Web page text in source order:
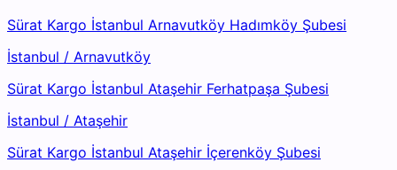
Sürat Kargo İstanbul Arnavutköy Hadımköy Şubesi
İstanbul / Arnavutköy
Sürat Kargo İstanbul Ataşehir Ferhatpaşa Şubesi
İstanbul / Ataşehir
Sürat Kargo İstanbul Ataşehir İçerenköy Şubesi